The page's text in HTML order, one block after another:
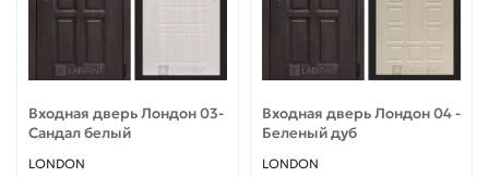
Входная дверь Лондон 03-
Сандал белый
LONDON
Входная дверь Лондон 04 -
Беленый дуб
LONDON